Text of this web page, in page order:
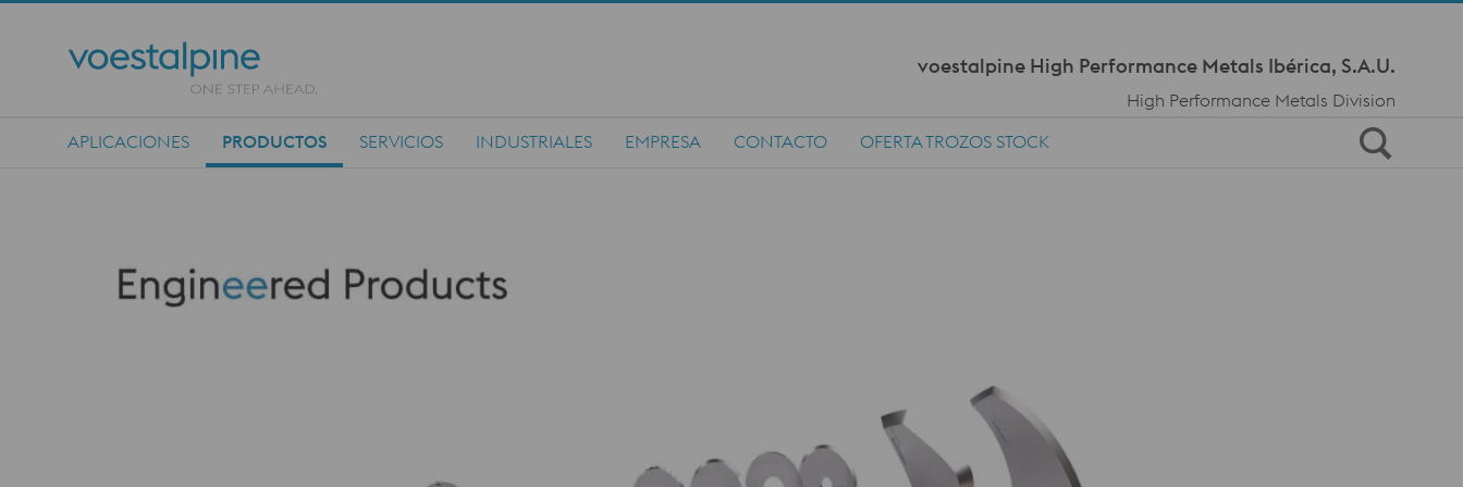
voestalpine High Performance Metals Ibérica, S.A.U.
High Performance Metals Division
APLICACIONES PRODUCTOS SERVICIOS INDUSTRIALES EMPRESA CONTACTO OFERTA TROZOS STOCK